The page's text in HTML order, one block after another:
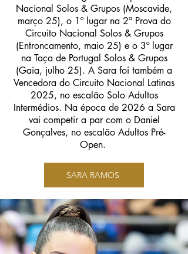
Nacional Solos & Grupos (Moscavide,
março 25), o 1º lugar na 2ª Prova do
Circuito Nacional Solos & Grupos
(Entroncamento, maio 25) e o 3º lugar
na Taça de Portugal Solos & Grupos
(Gaia, julho 25). A Sara foi também a
Vencedora do Circuito Nacional Latinas
2025, no escalão Solo Adultos
Intermédios. Na época de 2026 a Sara
vai competir a par com o Daniel
Gonçalves, no escalão Adultos Pré-
Open.
SARA RAMOS